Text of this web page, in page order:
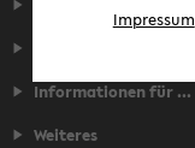
Informationen für ...
Weiteres
Impressum